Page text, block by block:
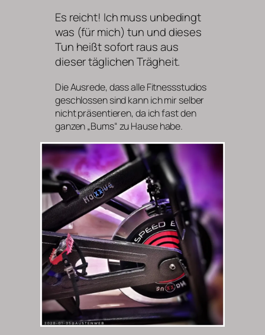
Es reicht! Ich muss unbedingt
was (für mich) tun und dieses
Tun heißt sofort raus aus
dieser täglichen Trägheit.
Die Ausrede, dass alle Fitnessstudios
geschlossen sind kann ich mir selber
nicht präsentieren, da ich fast den
ganzen „Bums“ zu Hause habe.